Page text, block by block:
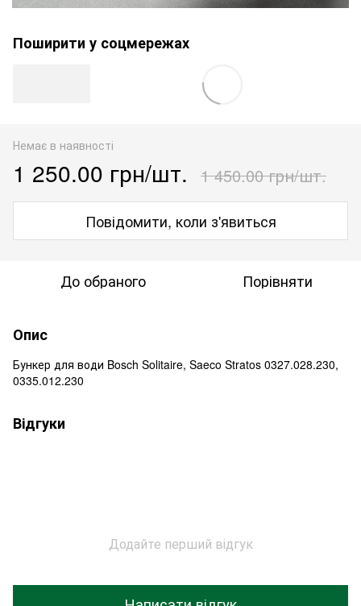
Поширити у соцмережах
Немає в наявності
1 250.00 грн/шт. 1 450.00 грн/шт.
Повідомити, коли з'явиться
До обраного Порівняти
Опис
Бункер для води Bosch Solitaire, Saeco Stratos 0327.028.230,
0335.012.230
Відгуки
Додайте перший відгук